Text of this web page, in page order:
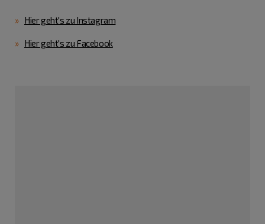
Hier geht's zu Instagram
Hier geht's zu Facebook